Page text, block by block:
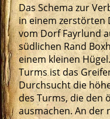
Das Schema zur
in einem zerstörten
vom Dorf Fayrlund
südlichen Rand
einem kleinen
Turms ist das
Durchsucht die
des Turms, die den
ausmachen. An